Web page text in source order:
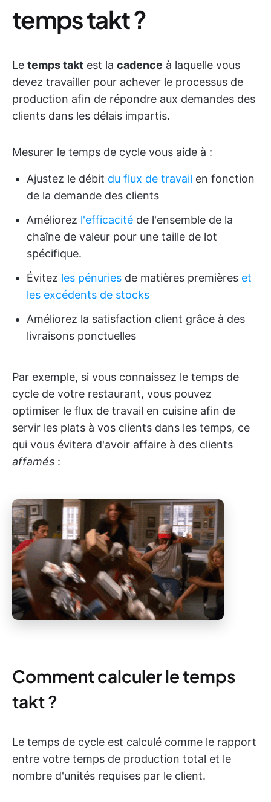
temps takt ?
Le temps takt est la cadence à laquelle vous
devez travailler pour achever le processus de
production afin de répondre aux demandes des
clients dans les délais impartis.
Mesurer le temps de cycle vous aide à :
Ajustez le débit du flux de travail en fonction
de la demande des clients
Améliorez l'efficacité de l'ensemble de la
chaîne de valeur pour une taille de lot
spécifique.
Évitez les pénuries de matières premières et
les excédents de stocks
Améliorez la satisfaction client grâce à des
livraisons ponctuelles
Par exemple, si vous connaissez le temps de
cycle de votre restaurant, vous pouvez
optimiser le flux de travail en cuisine afin de
servir les plats à vos clients dans les temps, ce
qui vous évitera d'avoir affaire à des clients
affamés :
Comment calculer le temps
takt ?
Le temps de cycle est calculé comme le rapport
entre votre temps de production total et le
nombre d'unités requises par le client.